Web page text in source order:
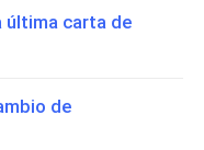
última carta de
de